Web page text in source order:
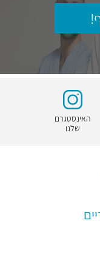
האינסטגרם
שלנו